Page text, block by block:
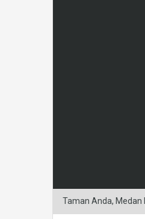
Taman Anda, Medan